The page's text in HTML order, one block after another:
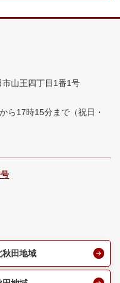
山王四丁目1番1号
ら17時15分まで （祝日・
秋田地域